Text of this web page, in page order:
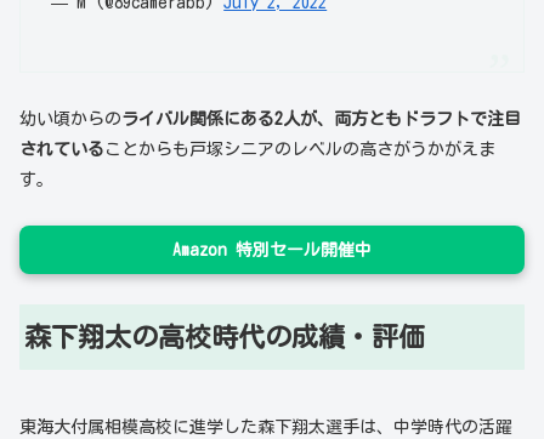
幼い頃からのライバル関係にある2人が、両方ともドラフトで注目
されている ことからも戸塚シニアのレベルの高さがうかがえま
す。
Amazon 特別セール開催中
森下翔太の高校時代の成績・評価
東海大付属相模高校に進学した森下翔太選手は、中学時代の活躍